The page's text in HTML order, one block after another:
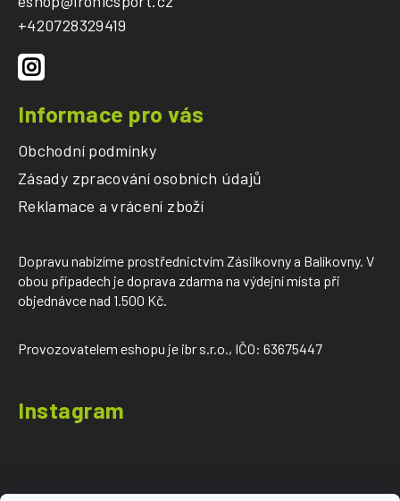
+420728329419
Informace pro vás
Obchodní podmínky
Zásady zpracování osobních údajů
Reklamace a vrácení zboží
Dopravu nabízíme prostřednictvím Zásilkovny a Balíkovny. V
obou případech je doprava zdarma na výdejní místa při
objednávce nad 1.500 Kč.
Provozovatelem eshopu je ibr s.r.o., IČO: 63675447
Instagram